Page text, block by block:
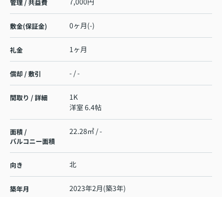
管理 / 共益費
敷金(保証金) 0ヶ月(-)
礼金 1ヶ月
償却 / 敷引 - / -
間取り / 詳細
1K
洋室 6.4帖
面積 /
バルコニー面積
22.28㎡ / -
向き 北
築年月 2023年2月(築3年)